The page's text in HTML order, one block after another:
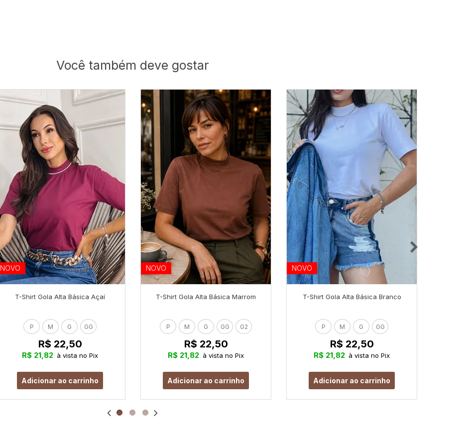
Você também deve gostar
NOVO
T-Shirt Gola Alta Básica Açaí
P M G GG
R$ 22,50
R$ 21,82 à vista no Pix
Adicionar ao carrinho
NOVO
T-Shirt Gola Alta Básica Marrom
P M G GG G2
R$ 22,50
R$ 21,82 à vista no Pix
Adicionar ao carrinho
NOVO
T-Shirt Gola Alta Básica Branco
P M G GG
R$ 22,50
R$ 21,82 à vista no Pix
Adicionar ao carrinho